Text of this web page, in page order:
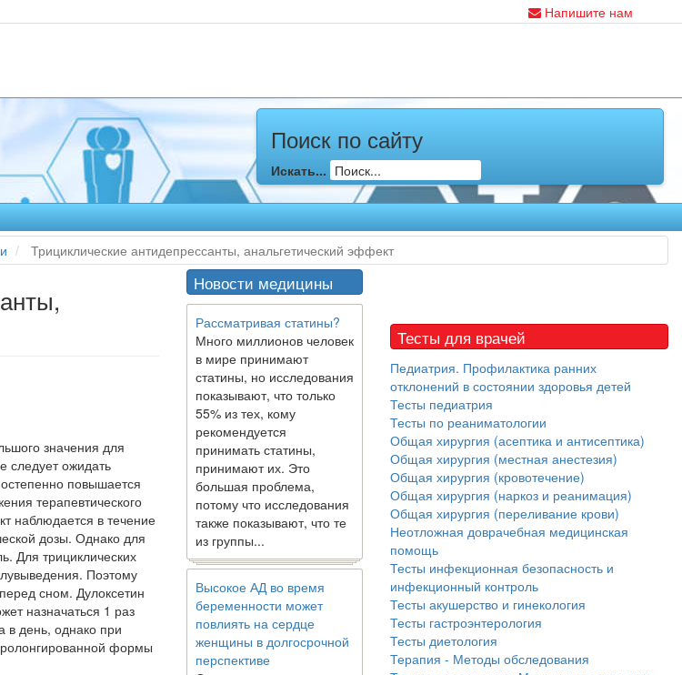
Напишите нам
Поиск по сайту
Искать...
Трициклические антидепрессанты, анальгетический эффект
значения для
следу­ет ожидать
повышается
терапевтического
наблю­дается в течение
дозы. Однако для
Для трициклических
Поэтому
сном. Ду­локсетин
назначаться 1 раз
в день, однако при
формы
Новости медицины
Рассматривая статины?
Много миллионов человек
в мире принимают
статины, но исследования
показывают, что только
55% из тех, кому
рекомендуется
принимать статины,
принимают их. Это
большая проблема,
потому что исследования
также показывают, что те
из группы...
Высокое АД во время
беременности может
повлиять на сердце
женщины в долгосрочной
перспективе
Тесты для врачей
Педиатрия. Профилактика ранних
отклонений в состоянии здоровья детей
Тесты педиатрия
Тесты по реаниматологии
Общая хирургия (асептика и антисептика)
Общая хирургия (местная анестезия)
Общая хирургия (кровотечение)
Общая хирургия (наркоз и реанимация)
Общая хирургия (переливание крови)
Неотложная доврачебная медицинская
помощь
Тесты инфекционная безопасность и
инфекционный контроль
Тесты акушерство и гинекология
Тесты гастроэнтерология
Тесты диетология
Терапия - Методы обследования